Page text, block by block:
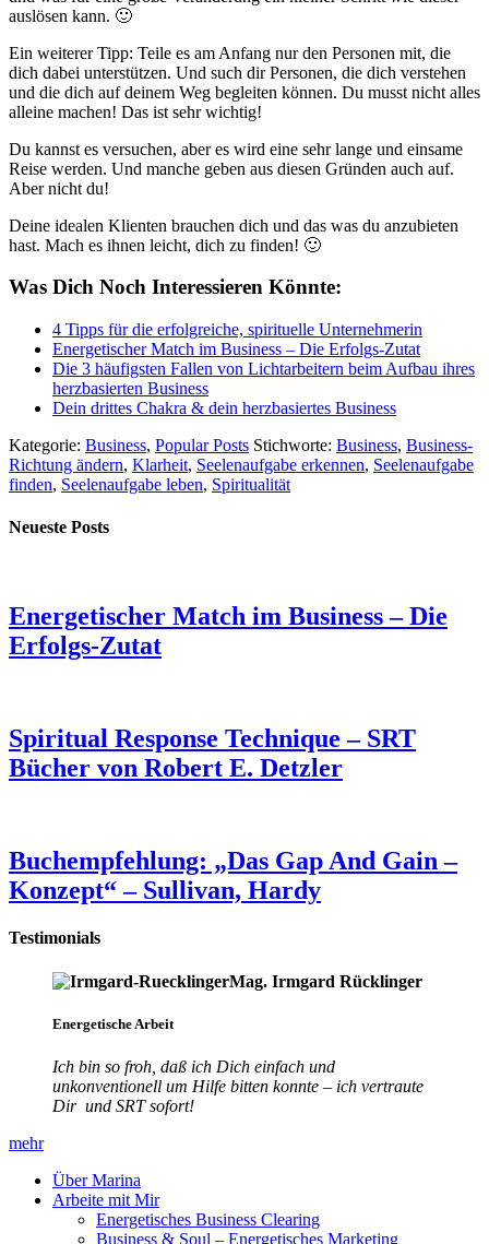
auslösen kann. 🙂
Ein weiterer Tipp: Teile es am Anfang nur den Personen mit, die
dich dabei unterstützen. Und such dir Personen, die dich verstehen
und die dich auf deinem Weg begleiten können. Du musst nicht alles
alleine machen! Das ist sehr wichtig!
Du kannst es versuchen, aber es wird eine sehr lange und einsame
Reise werden. Und manche geben aus diesen Gründen auch auf.
Aber nicht du!
Deine idealen Klienten brauchen dich und das was du anzubieten
hast. Mach es ihnen leicht, dich zu finden! 🙂
Was Dich Noch Interessieren Könnte:
4 Tipps für die erfolgreiche, spirituelle Unternehmerin
Energetischer Match im Business – Die Erfolgs-Zutat
Die 3 häufigsten Fallen von Lichtarbeitern beim Aufbau ihres
herzbasierten Business
Dein drittes Chakra & dein herzbasiertes Business
Kategorie: Business, Popular Posts Stichworte: Business, Business-
Richtung ändern, Klarheit, Seelenaufgabe erkennen, Seelenaufgabe
finden, Seelenaufgabe leben, Spiritualität
Neueste Posts
Energetischer Match im Business – Die
Erfolgs-Zutat
Spiritual Response Technique – SRT
Bücher von Robert E. Detzler
Buchempfehlung: „Das Gap And Gain –
Konzept“ – Sullivan, Hardy
Testimonials
Mag. Irmgard Rücklinger
Energetische Arbeit
Ich bin so froh, daß ich Dich einfach und
unkonventionell um Hilfe bitten konnte – ich vertraute
Dir und SRT sofort!
mehr
Über Marina
Arbeite mit Mir
Energetisches Business Clearing
Business & Soul – Energetisches Marketing